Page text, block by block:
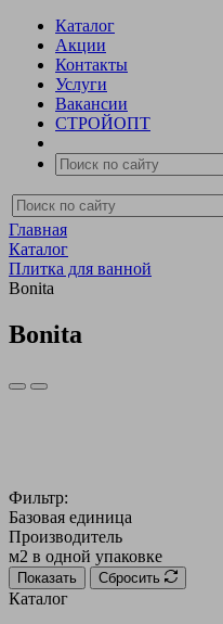
Каталог
Акции
Контакты
Услуги
Вакансии
СТРОЙОПТ
Главная
Каталог
Плитка для ванной
Bonita
Bonita
Фильтр:
Базовая единица
Производитель
м2 в одной упаковке
Показать Сбросить
Каталог